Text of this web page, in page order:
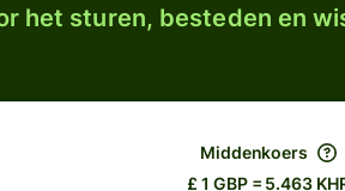
het sturen, besteden en
Middenkoers
£ 1 GBP = 5.463